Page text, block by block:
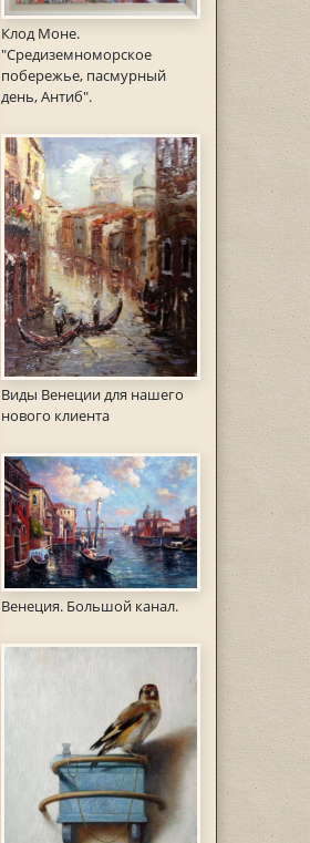
Клод Моне.
"Средиземноморское
побережье, пасмурный
день, Антиб".
Виды Венеции для нашего
нового клиента
Венеция. Большой канал.